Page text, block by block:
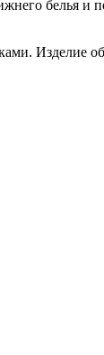
белья и
Изделие